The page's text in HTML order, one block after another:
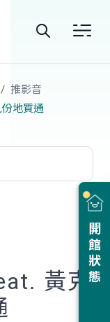
站
搜
開館狀態
推影音
地質通
黃克